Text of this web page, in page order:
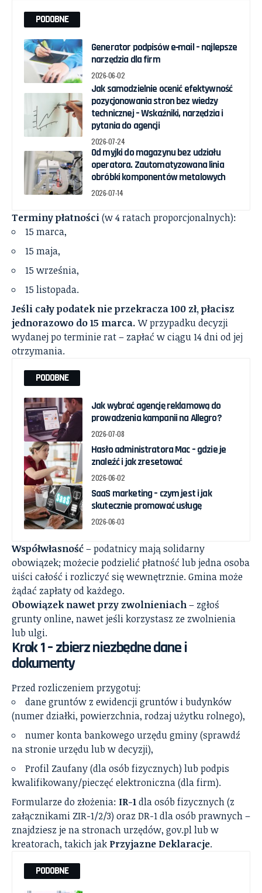
PODOBNE
Generator podpisów e‑mail – najlepsze
narzędzia dla firm
2026-06-02
Jak samodzielnie ocenić efektywność
pozycjonowania stron bez wiedzy
technicznej – Wskaźniki, narzędzia i
pytania do agencji
2026-07-24
Od myjki do magazynu bez udziału
operatora. Zautomatyzowana linia
obróbki komponentów metalowych
2026-07-14
Terminy płatności(w 4 ratach proporcjonalnych):
15 marca,
15 maja,
15 września,
15 listopada.
Jeśli cały podatek nie przekracza 100 zł, płacisz
jednorazowo do 15 marca.W przypadku decyzji
wydanej po terminie rat – zapłać w ciągu 14 dni od jej
otrzymania.
PODOBNE
Jak wybrać agencję reklamową do
prowadzenia kampanii na Allegro?
2026-07-08
Hasło administratora Mac – gdzie je
znaleźć i jak zresetować
2026-06-02
SaaS marketing – czym jest i jak
skutecznie promować usługę
2026-06-03
Współwłasność– podatnicy mają solidarny
obowiązek; możecie podzielić płatność lub jedna osoba
uiści całość i rozliczyć się wewnętrznie. Gmina może
żądać zapłaty od każdego.
Obowiązek nawet przy zwolnieniach– zgłoś
grunty online, nawet jeśli korzystasz ze zwolnienia
lub ulgi.
Krok 1 – zbierz niezbędne dane i
dokumenty
Przed rozliczeniem przygotuj:
dane gruntów z ewidencji gruntów i budynków
(numer działki, powierzchnia, rodzaj użytku rolnego),
numer konta bankowego urzędu gminy (sprawdź
na stronie urzędu lub w decyzji),
Profil Zaufany (dla osób fizycznych) lub podpis
kwalifikowany/pieczęć elektroniczna (dla firm).
Formularze do złożenia: IR-1dla osób fizycznych (z
załącznikami ZIR-1/2/3) oraz DR-1 dla osób prawnych –
znajdziesz je na stronach urzędów, gov.pl lub w
kreatorach, takich jak Przyjazne Deklaracje.
PODOBNE